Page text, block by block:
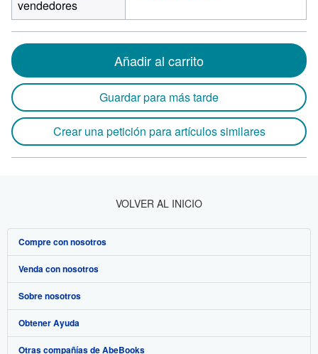
vendedores
Añadir al carrito
Guardar para más tarde
Crear una petición para artículos similares
VOLVER AL INICIO
Compre con nosotros
Búsqueda avanzada
Colecciones
Mi cuenta
Mis pedidos
Venda con nosotros
Comenzar a vender
Únase a nuestro programa de afiliados
Recomiende un vendedor
Sobre nosotros
Sobre IberLibro
Medios
Obtener Ayuda
Preguntas frecuentes y guías
Otras compañías de AbeBooks